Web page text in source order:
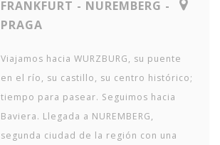
FRANKFURT - NUREMBERG -
PRAGA
Viajamos hacia WURZBURG, su puente
en el río, su castillo, su centro histórico;
tiempo para pasear. Seguimos hacia
Baviera. Llegada a NUREMBERG,
segunda ciudad de la región con una